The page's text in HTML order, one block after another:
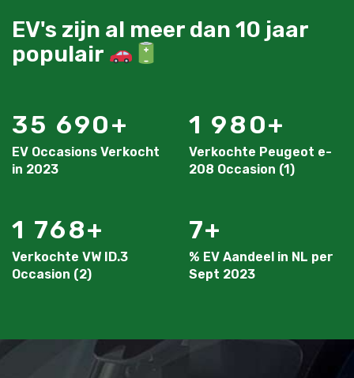
EV's zijn al meer dan 10 jaar
populair
35 690
EV Occasions Verkocht
in 2023
1 980
Verkochte Peugeot e-
208 Occasion (1)
1 768
Verkochte VW ID.3
Occasion (2)
7
% EV Aandeel in NL per
Sept 2023